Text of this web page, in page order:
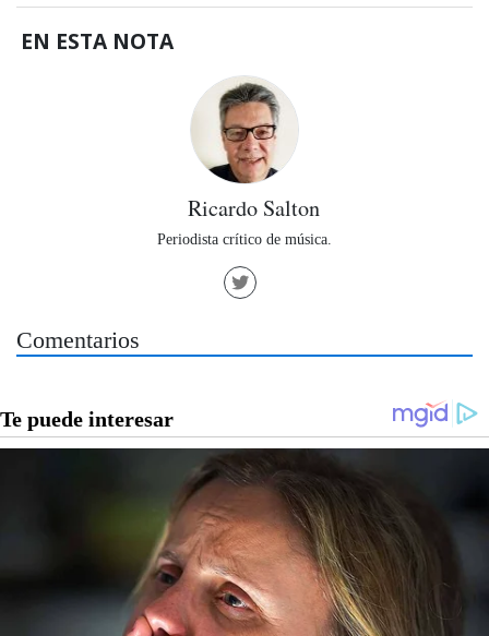
EN ESTA NOTA
Ricardo Salton
Periodista crítico de música.
Comentarios